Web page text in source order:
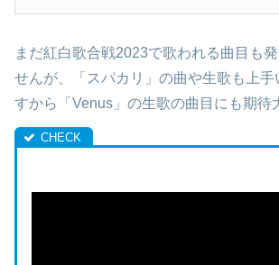
まだ紅白歌合戦2023で歌われる曲目も
せんが、「スパカリ」の曲や生歌も上
すから「Venus」の生歌の曲目にも期待